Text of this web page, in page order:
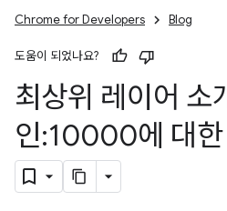
Chrome for Developers Blog
도움이 되었나요?
최상위 레이어 소
인:10000에 대한